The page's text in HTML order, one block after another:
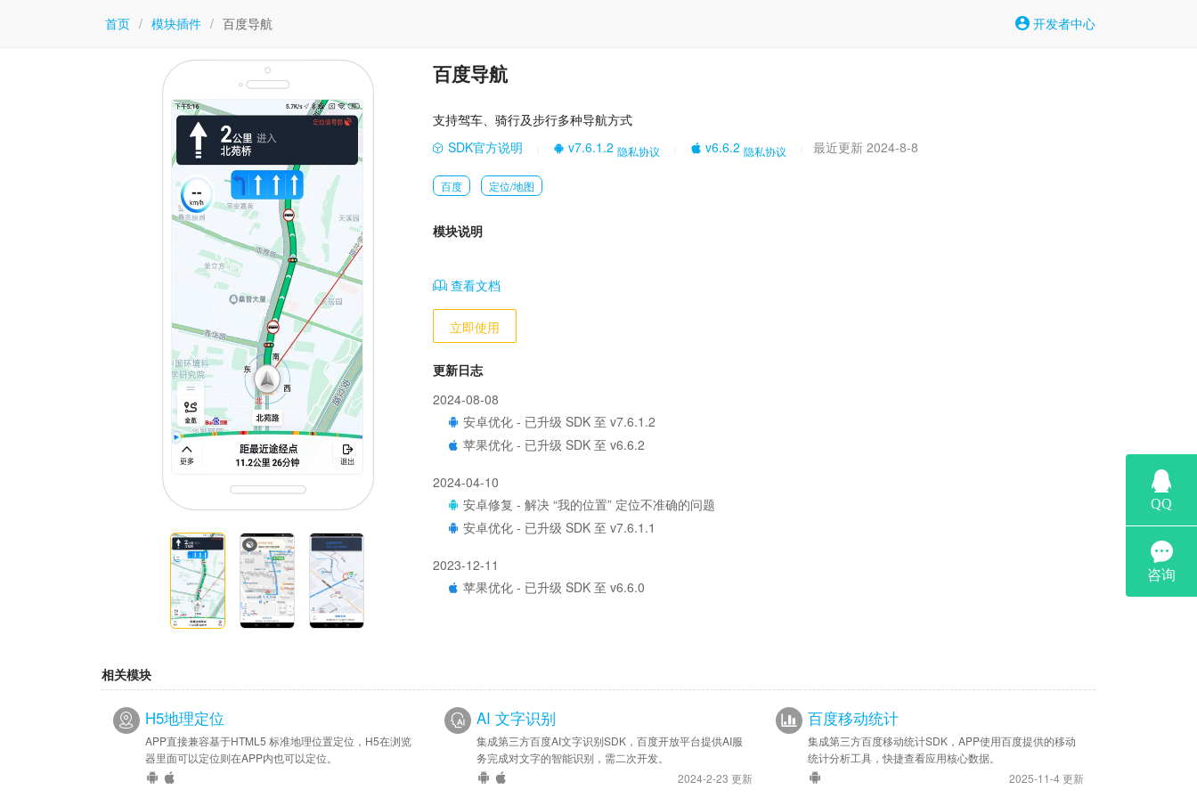
首页 / 模块插件 / 百度导航 开发者中心
百度导航
支持驾车、骑行及步行多种导航方式
SDK官方说明
v7.6.1.2 隐私协议 v6.6.2 隐私协议 最近更新 2024-8-8
百度 定位/地图
模块说明
查看文档
立即使用
更新日志
2024-08-08
安卓优化 - 已升级 SDK 至 v7.6.1.2
苹果优化 - 已升级 SDK 至 v6.6.2
2024-04-10
安卓修复 - 解决 “我的位置” 定位不准确的问题
安卓优化 - 已升级 SDK 至 v7.6.1.1
2023-12-11
苹果优化 - 已升级 SDK 至 v6.6.0
相关模块
H5地理定位
APP直接兼容基于HTML5 标准地理位置定位，H5在浏览
器里面可以定位则在APP内也可以定位。
AI 文字识别
集成第三方百度AI文字识别SDK，百度开放平台提供AI服
务完成对文字的智能识别，需二次开发。
2024-2-23 更新
百度移动统计
集成第三方百度移动统计SDK，APP使用百度提供的移动
统计分析工具，快捷查看应用核心数据。
2025-11-4 更新